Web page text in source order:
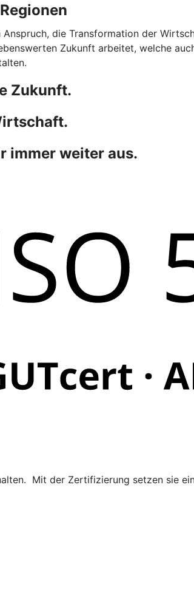
die Transformation der
Zukunft arbeitet, welche
Zukunft.
immer weiter aus.
Mit der Zertifizierung setzen sie